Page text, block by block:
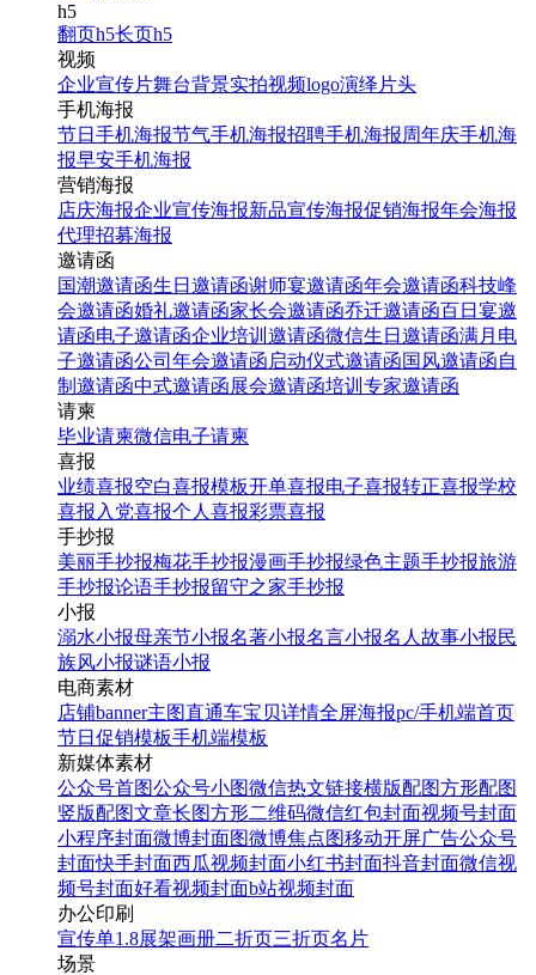
h5
翻页h5长页h5
视频
企业宣传片舞台背景实拍视频logo演绎 片头
手机海报
节日手机海报节气手机海报招聘手机海报周年庆手机海
报早安手机海报
营销海报
店庆海报企业宣传海报新品宣传海报促销海报年会海报
代理招募海报
邀请函
国潮邀请函生日邀请函谢师宴邀请函年会邀请函科技峰
会邀请函婚礼邀请函家长会邀请函乔迁邀请函百日宴邀
请函电子邀请函企业培训邀请函微信生日邀请函满月电
子邀请函公司年会邀请函 启动仪式邀请函国风邀请函自
制邀请函中式邀请函展会邀请函培训专家邀请函
请柬
毕业请柬微信电子请柬
喜报
业绩喜报空白喜报模板开单喜报电子喜报转正喜报学校
喜报 入党喜报个人喜报彩票喜报
手抄报
美丽手抄报梅花手抄报漫画手抄报绿色主题手抄报旅游
手抄报论语手抄报留守之家手抄报
小报
溺水小报母亲节小报名著小报名言小报名人故事小报民
族风小报谜语小报
电商素材
店铺banner主图直通车宝贝详情全屏海报pc/手机端首页
节日促销模板手机端模板
新媒体素材
公众号首图公众号小图微信热文链接横版配图方形配图
竖版配图文章长图方形二维码微信红包封面视频号封面
小程序封面微博封面图微博焦点图移动开屏广告公众号
封面快手封面西瓜视频封面小红书封面抖音封面微信视
频号封面好看视频封面b站视频封面
办公印刷
宣传单1.8展架画册二折页三折页名片
场景